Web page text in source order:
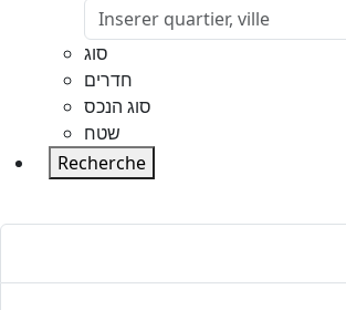
סוג
חדרים
סוג הנכס
שטח
Recherche